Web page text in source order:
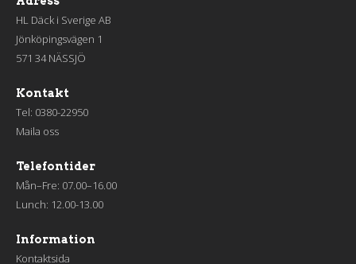
HL Däck i Sverige AB
Jönköpingsvägen 1
571 34 NÄSSJÖ
Kontakt
Tel: 0380-22950
Maila oss
Telefontider
Mån–Fre: 07.00–16.00
Lunch: 12.00-13.00
Information
Kontaktsida